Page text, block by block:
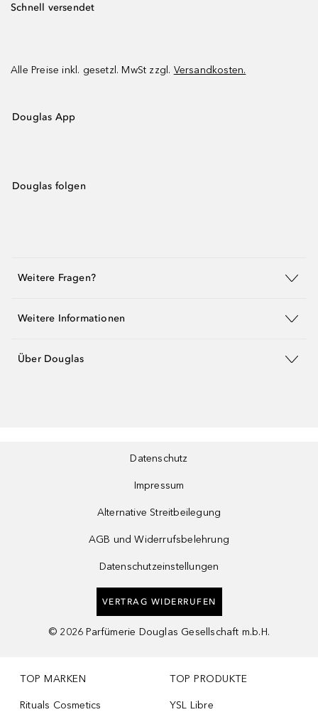
Schnell versendet
Alle Preise inkl. gesetzl. MwSt zzgl. Versandkosten.
Douglas App
Douglas folgen
Weitere Fragen?
Weitere Informationen
Über Douglas
Datenschutz
Impressum
Alternative Streitbeilegung
AGB und Widerrufsbelehrung
Datenschutzeinstellungen
VERTRAG WIDERRUFEN
© 2026 Parfümerie Douglas Gesellschaft m.b.H.
TOP MARKEN
Rituals Cosmetics
TOP PRODUKTE
YSL Libre